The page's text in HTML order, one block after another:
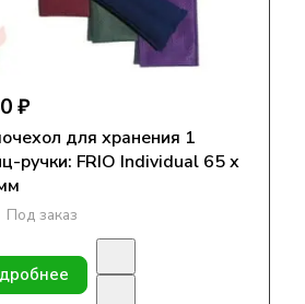
₽
для хранения 1
ручки: FRIO Individual 65 х
Под заказ